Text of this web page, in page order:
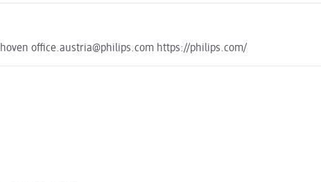
office.austria@philips.com https://philips.com/